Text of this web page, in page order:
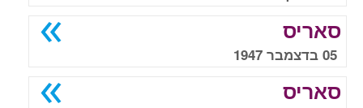
סאריס
05 בדצמבר 1947
סאריס